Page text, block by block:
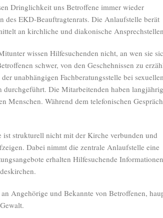
Dringlichkeit uns Betroffene immer wieder
des EKD-Beauftragtenrats. Die Anlaufstelle berät
an kirchliche und diakonische
wissen Hilfesuchenden nicht, an wen sie
schwer, von den Geschehnissen zu
unabhängigen Fachberatungsstelle bei
Die Mitarbeitenden haben
Menschen. Während dem telefonischen Gespräch
ist strukturell nicht mit der Kirche verbunden und
Dabei nimmt die zentrale Anlaufstelle eine
erhalten Hilfesuchende
Angehörige und Bekannte von Betroffenen,